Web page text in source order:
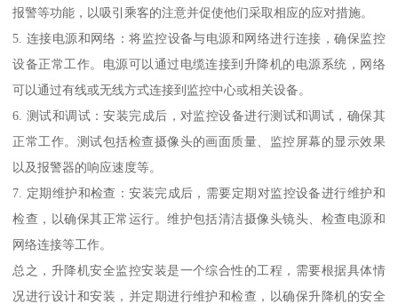
报警等功能，以吸引乘客的注意并促使他们采取相应的应对措施。
5. 连接电源和网络：将监控设备与电源和网络进行连接，确保监控
设备正常工作。电源可以通过电缆连接到升降机的电源系统，网络
可以通过有线或无线方式连接到监控中心或相关设备。
6. 测试和调试：安装完成后，对监控设备进行测试和调试，确保其
正常工作。测试包括检查摄像头的画面质量、监控屏幕的显示效果
以及报警器的响应速度等。
7. 定期维护和检查：安装完成后，需要定期对监控设备进行维护和
检查，以确保其正常运行。维护包括清洁摄像头镜头、检查电源和
网络连接等工作。
总之，升降机安全监控安装是一个综合性的工程，需要根据具体情
况进行设计和安装，并定期进行维护和检查，以确保升降机的安全